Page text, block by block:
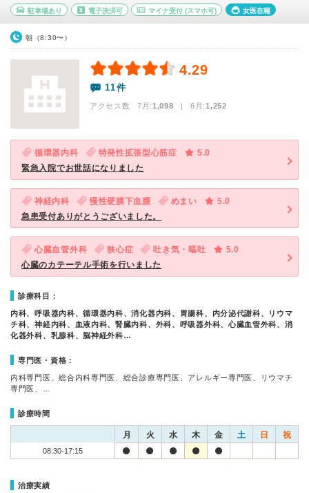
駐車場あり 電子決済可 マイナ受付 (スマホ可) 女医在籍
朝（8:30〜）
4.29
11件
アクセス数 7月:1,098 | 6月:1,252
循環器内科 特発性拡張型心筋症
5.0
緊急入院でお世話になりました
神経内科 慢性硬膜下血腫 めまい
5.0
急患受付ありがとうございました。
心臓血管外科 狭心症 吐き気・嘔吐
5.0
心臓のカテーテル手術を行いました
診療科目：
内科、呼吸器内科、循環器内科、消化器内科、胃腸科、内分泌代謝科、リウマ
チ科、神経内科、血液内科、腎臓内科、外科、呼吸器外科、心臓血管外科、消
化器外科、乳腺科、脳神経外科…
専門医・資格：
内科専門医、総合内科専門医、総合診療専門医、アレルギー専門医、リウマチ
専門医、…
診療時間
月 火 水 木 金 土 日 祝
08:30-17:15
治療実績